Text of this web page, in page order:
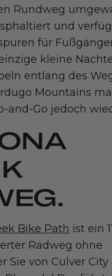
Rundweg
und
für
kleine
entlang des
Mountains
and-Go jedoch
Bike Path ist ein
Radweg ohne
Sie von Culver